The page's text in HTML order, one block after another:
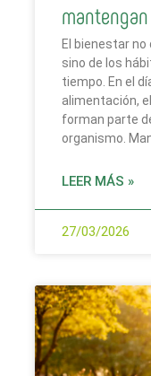
El bienestar
sino de los
tiempo. En el
alimentación,
forman parte
organismo.
LEER MÁS »
27/03/2026